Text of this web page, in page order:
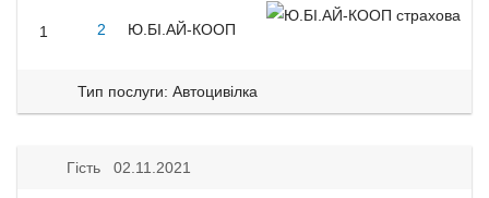
1 2 Ю.БІ.АЙ-КООП
Тип послуги: Автоцивілка
Гість 02.11.2021